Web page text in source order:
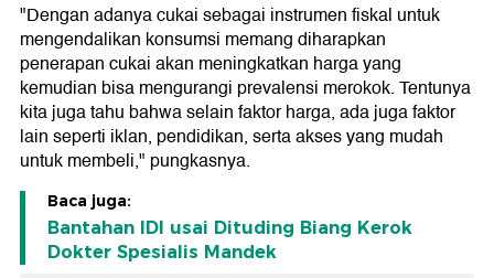
"Dengan adanya cukai sebagai instrumen fiskal untuk
mengendalikan konsumsi memang diharapkan
penerapan cukai akan meningkatkan harga yang
kemudian bisa mengurangi prevalensi merokok. Tentunya
kita juga tahu bahwa selain faktor harga, ada juga faktor
lain seperti iklan, pendidikan, serta akses yang mudah
untuk membeli," pungkasnya.
Baca juga:
Bantahan IDI usai Dituding Biang Kerok
Dokter Spesialis Mandek